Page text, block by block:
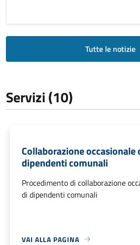
Tutte le notizie
Servizi (10)
Collaborazione occasionale
dipendenti comunali
Procedimento di collaborazione
di dipendenti comunali
VAI ALLA PAGINA